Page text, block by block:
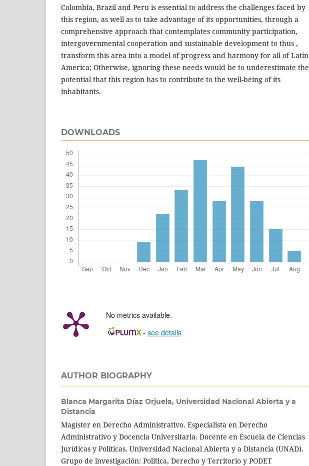
Colombia, Brazil and Peru is essential to address the challenges faced by
this region, as well as to take advantage of its opportunities, through a
comprehensive approach that contemplates community participation,
intergovernmental cooperation and sustainable development to thus ,
transform this area into a model of progress and harmony for all of Latin
America; Otherwise, ignoring these needs would be to underestimate the
potential that this region has to contribute to the well-being of its
inhabitants.
DOWNLOADS
No metrics available.
- see details
AUTHOR BIOGRAPHY
Blanca Margarita Díaz Orjuela, Universidad Nacional Abierta y a
Distancia
Magíster en Derecho Administrativo. Especialista en Derecho
Administrativo y Docencia Universitaria. Docente en Escuela de Ciencias
Jurídicas y Políticas. Universidad Nacional Abierta y a Distancia (UNAD).
Grupo de investigación: Política, Derecho y Territorio y PODET